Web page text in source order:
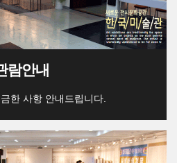
람안내
한 사항 안내드립니다.